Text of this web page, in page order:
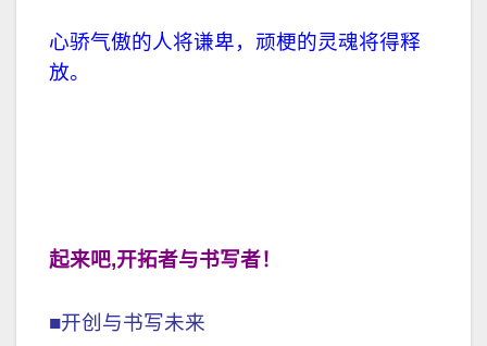
心骄气傲的人将谦卑，顽梗的灵魂将得释
放。
起来吧,开拓者与书写者！
■开创与书写未来